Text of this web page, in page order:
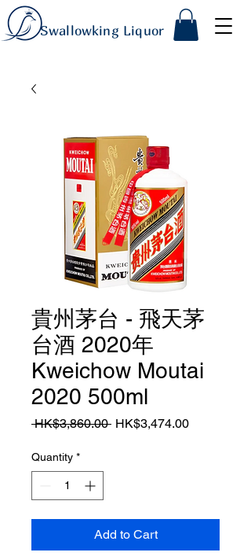
Swallowking Liquor
貴州茅台 - 飛天茅
台酒 2020年
Kweichow Moutai
2020 500ml
HK$3,860.00 Regular
HK$3,474.00Sale
Quantity *
Add to Cart